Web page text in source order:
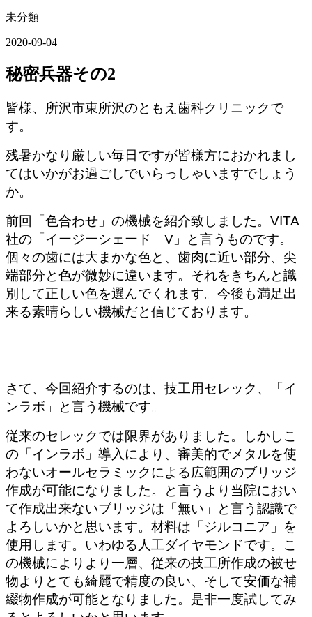
未分類
2020-09-04
秘密兵器その2
皆様、所沢市東所沢のともえ歯科クリニックで
す。
残暑かなり厳しい毎日ですが皆様方におかれまし
てはいかがお過ごしでいらっしゃいますでしょう
か。
前回「色合わせ」の機械を紹介致しました。VITA
社の「イージーシェード V」と言うものです。
個々の歯には大まかな色と、歯肉に近い部分、尖
端部分と色が微妙に違います。それをきちんと識
別して正しい色を選んでくれます。今後も満足出
来る素晴らしい機械だと信じております。
さて、今回紹介するのは、技工用セレック、「イ
ンラボ」と言う機械です。
従来のセレックでは限界がありました。しかしこ
の「インラボ」導入により、審美的でメタルを使
わないオールセラミックによる広範囲のブリッジ
作成が可能になりました。と言うより当院におい
て作成出来ないブリッジは「無い」と言う認識で
よろしいかと思います。材料は「ジルコニア」を
使用します。いわゆる人工ダイヤモンドです。こ
の機械によりより一層、従来の技工所作成の被せ
物よりとても綺麗で精度の良い、そして安価な補
綴物作成が可能となりました。是非一度試してみ